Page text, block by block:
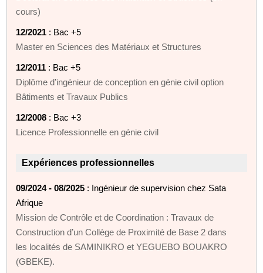
cours)
12/2021 : Bac +5
Master en Sciences des Matériaux et Structures
12/2011 : Bac +5
Diplôme d’ingénieur de conception en génie civil option
Bâtiments et Travaux Publics
12/2008 : Bac +3
Licence Professionnelle en génie civil
Expériences professionnelles
09/2024 - 08/2025 : Ingénieur de supervision chez Sata
Afrique
Mission de Contrôle et de Coordination : Travaux de
Construction d’un Collège de Proximité de Base 2 dans
les localités de SAMINIKRO et YEGUEBO BOUAKRO
(GBEKE).